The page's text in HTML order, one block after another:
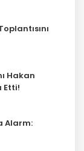
Hakan
Etti!
Alarm: